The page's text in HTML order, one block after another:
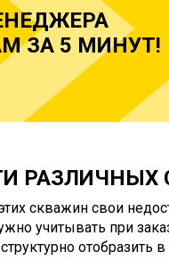
ЗА 5 МИНУТ!
РАЗЛИЧНЫХ
скважин свои
учитывать при
структурно отобразить